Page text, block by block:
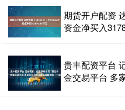
期货开户配资
资金净买入
贵丰配资平台
金交易平台 多